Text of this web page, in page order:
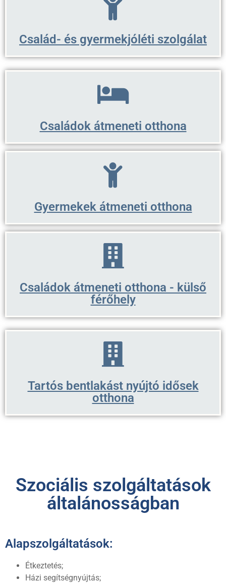
Család- és gyermekjóléti szolgálat
Családok átmeneti otthona
Gyermekek átmeneti otthona
Családok átmeneti otthona - külső
férőhely
Tartós bentlakást nyújtó idősek
otthona
Szociális szolgáltatások
általánosságban
Alapszolgáltatások:
Étkeztetés;
Házi segítségnyújtás;